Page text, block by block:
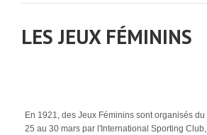
LES JEUX FÉMININS
En 1921, des Jeux Féminins sont organisés du
25 au 30 mars par l'International Sporting Club,